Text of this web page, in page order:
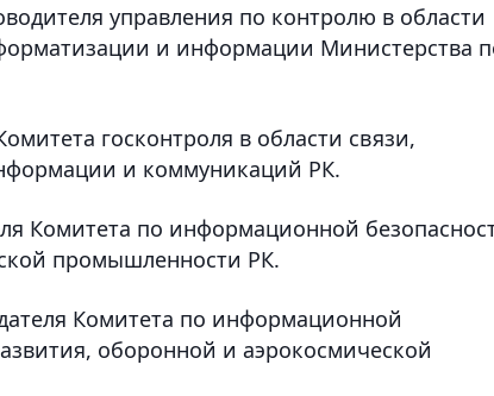
управления по контролю в области
и информации Министерства
госконтроля в области связи,
и коммуникаций РК.
Комитета по информационной
промышленности РК.
Комитета по информационной
оборонной и аэрокосмической